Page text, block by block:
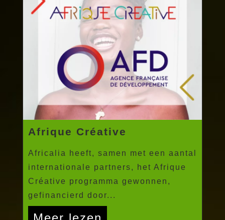
Afrique Créative
Africalia heeft, samen met een aantal
internationale partners, het Afrique
Créative programma gewonnen,
gefinancierd door...